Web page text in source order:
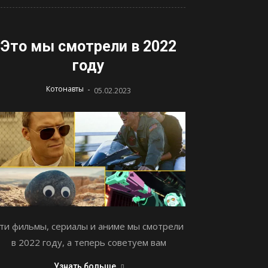
Это мы смотрели в 2022
году
Котонавты - 05.02.2023
фильмы, сериалы и аниме мы смотрели
в 2022 году, а теперь советуем вам